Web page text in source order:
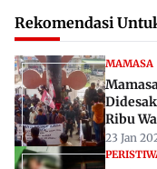
Rekomendasi
MAMASA
Ribu
23 Jan